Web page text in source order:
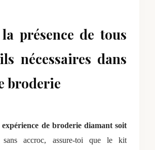
présence de tous
nécessaires dans
broderie
expérience de broderie diamant soit
accroc, assure-toi que le kit